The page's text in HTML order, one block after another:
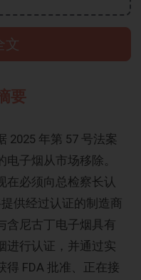
文
要
2025 年第 57 号法案
子烟从市场移除。
在必须向总检察长认
供经过认证的制造商
含尼古丁电子烟具有
进行认证，并通过实
得 FDA 批准、正在接